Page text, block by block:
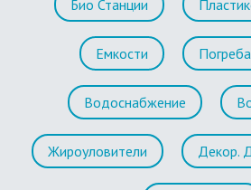
Био Станции
Емкости
Водоснабжение
Жироуловители Декор.